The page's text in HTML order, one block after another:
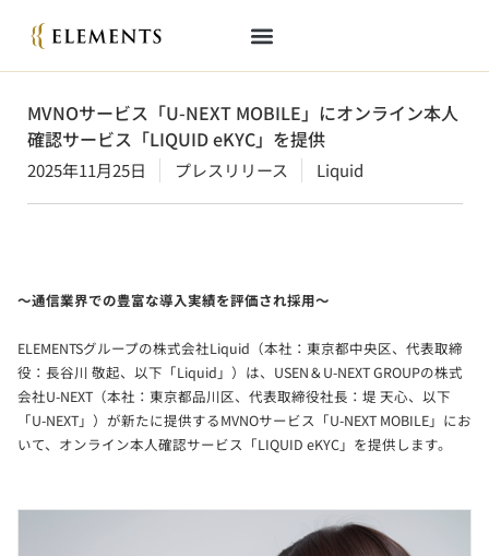
MVNOサービス「U-NEXT MOBILE」にオンライン本人
確認サービス「LIQUID eKYC」を提供
2025年11月25日 プレスリリース Liquid
～通信業界での豊富な導入実績を評価され採用～
ELEMENTSグループの株式会社Liquid（本社：東京都中央区、代表取締
役：長谷川 敬起、以下「Liquid」）は、USEN＆U-NEXT GROUPの株式
会社U-NEXT（本社：東京都品川区、代表取締役社長：堤 天心、以下
「U-NEXT」）が新たに提供するMVNOサービス「U-NEXT MOBILE」にお
いて、オンライン本人確認サービス「LIQUID eKYC」を提供します。